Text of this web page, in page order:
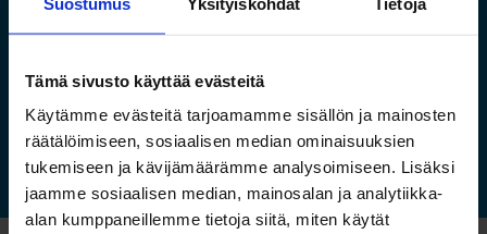
Tämä sivusto käyttää evästeitä
Käytämme evästeitä tarjoamamme sisällön ja mainosten
räätälöimiseen, sosiaalisen median ominaisuuksien
tukemiseen ja kävijämäärämme analysoimiseen. Lisäksi
jaamme sosiaalisen median, mainosalan ja analytiikka-
alan kumppaneillemme tietoja siitä, miten käytät
sopivat ilmastoidut ja
kestävät säilytysratkaisut
Lue lisää »